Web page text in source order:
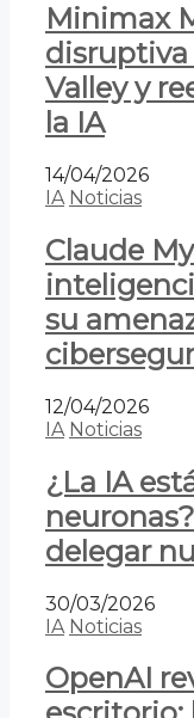
Minimax
disruptiva
Valley y
la IA
14/04/2026
IA Noticias
Claude
su
12/04/2026
IA Noticias
¿La IA
delegar
30/03/2026
IA Noticias
OpenAI